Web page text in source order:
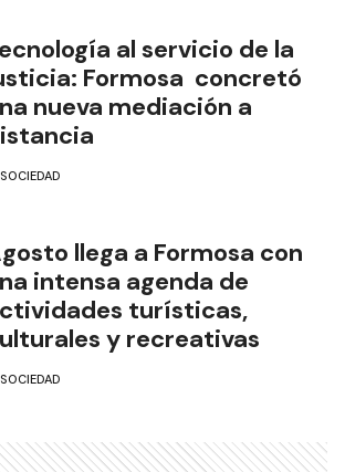
al servicio de la
Formosa concretó
nueva mediación a
SOCIEDAD
llega a Formosa con
intensa agenda de
turísticas,
y recreativas
SOCIEDAD